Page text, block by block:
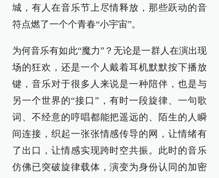
城，有人在音乐节上尽情释放，那些跃动的音
符点燃了一个个青春“小宇宙”。
为何音乐有如此“魔力”？无论是一群人在演出现
场的狂欢，还是一个人戴着耳机默默按下播放
键，音乐对于很多人来说是一种陪伴，也是与
另一个世界的“接口”，有时一段旋律、一句歌
词、不经意的哼唱都能把遥远的、陌生的人瞬
间连接，织起一张张情感传导的网，让情绪有
了出口，让情感实现跨时空共振。此时的音乐
仿佛已突破旋律载体，演变为身份认同的加密